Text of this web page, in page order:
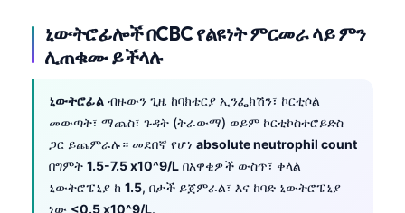
ኒውትሮፊሎች በCBC የልዩነት ምርመራ ላይ ምን
ሊጠቁሙ ይችላሉ
ኒውትሮፊል ብዙውን ጊዜ ከባክቴርያ ኢንፌክሽን፣ ኮርቲሶል
መውጣት፣ ማጨስ፣ ጉዳት (ትራውማ) ወይም ኮርቲኮስተሮይድስ
ጋር ይጨምራሉ። መደበኛ የሆነ absolute neutrophil count
በግምት 1.5-7.5 x10^9/L በአዋቂዎች ውስጥ፣ ቀላል
ኒውትሮፔኒያ ከ 1.5, በታች ይጀምራል፣ እና ከባድ ኒውትሮፔኒያ
ነው <0.5 x10^9/L.